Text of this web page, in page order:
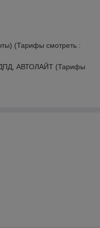
(Тарифы смотреть :
АВТОЛАЙТ (Тарифы